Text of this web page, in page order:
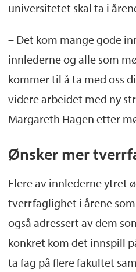
universitetet skal ta i
– Det kom mange gode
innlederne og alle som
kommer til å ta med oss
videre arbeidet med ny
Margareth Hagen etter
Ønsker mer
Flere av innlederne ytret
tverrfaglighet i årene
også adressert av dem
konkret kom det innspill
ta fag på flere fakultet